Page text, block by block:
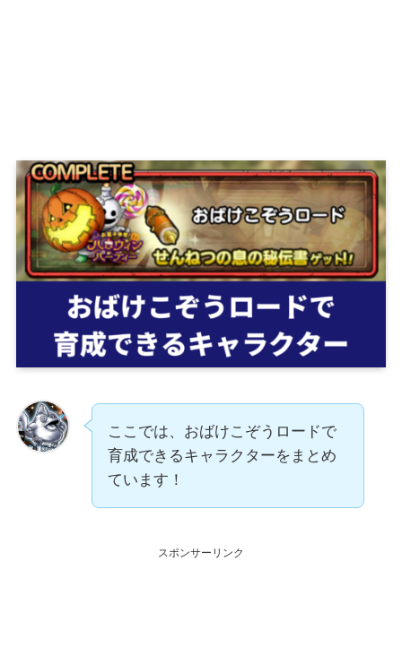
ここでは、おばけこぞうロードで
育成できるキャラクターをまとめ
ています！
スポンサーリンク